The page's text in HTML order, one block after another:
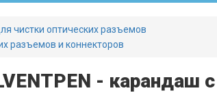
чистки оптических разъемов
разъемов и коннекторов
- карандаш